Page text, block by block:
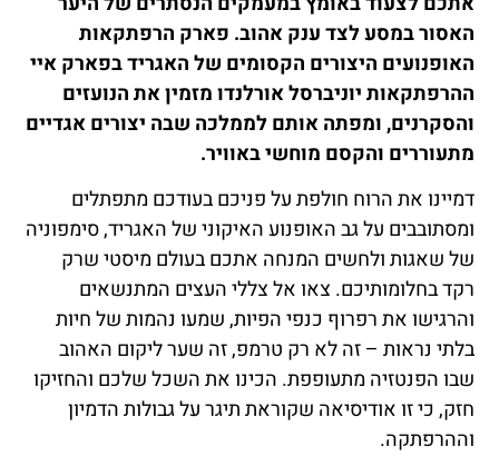
האסור במסע לצד ענק אהוב. פארק הרפתקאות
האופנועים היצורים הקסומים של האגריד בפארק איי
ההרפתקאות יוניברסל אורלנדו מזמין את הנועזים
והסקרנים, ומפתה אותם לממלכה שבה יצורים אגדיים
מתעוררים והקסם מוחשי באוויר.
דמיינו את הרוח חולפת על פניכם בעודכם מתפתלים
ומסתובבים על גב האופנוע האיקוני של האגריד, סימפוניה
של שאגות ולחשים המנחה אתכם בעולם מיסטי שרק
רקד בחלומותיכם. צאו אל צללי העצים המתנשאים
והרגישו את רפרוף כנפי הפיות, שמעו נהמות של חיות
בלתי נראות – זה לא רק טרמפ, זה שער ליקום האהוב
שבו הפנטזיה מתעופפת. הכינו את השכל שלכם והחזיקו
חזק, כי זו אודיסיאה שקוראת תיגר על גבולות הדמיון
וההרפתקה.